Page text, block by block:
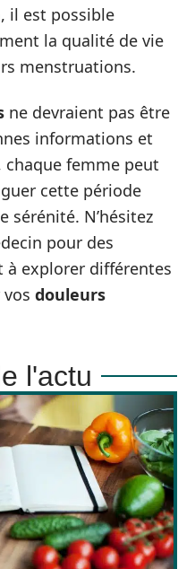
il est possible
la qualité de vie
menstruations.
ne devraient pas être
informations et
chaque femme peut
cette période
sérénité. N’hésitez
pour des
à explorer différentes
douleurs
l'actu